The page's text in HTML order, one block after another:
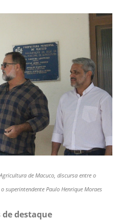
de Macuco, discursa entre o
o superintendente Paulo Henrique Moraes
de destaque